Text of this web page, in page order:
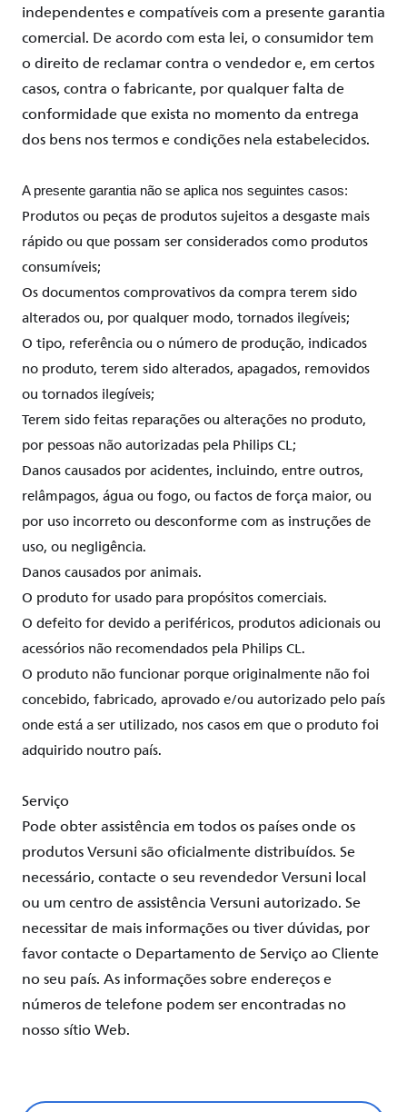
independentes ecompatíveiscoma presentegarantia
comercial. Deacordocomesta lei, o consumidortem
odireitode reclamar contra o vendedor e, emcertos
casos, contra o fabricante, porqualquerfalta de
conformidadeque exista no momento da entrega
dosbensnos termos econdiçõesnelaestabelecidos.
A presente garantia não se aplica nos seguintes casos:
Produtos ou peças de produtos sujeitos a desgaste mais
rápido ou que possam ser considerados como produtos
consumíveis;
Os documentos comprovativos da compra terem sido
alterados ou, por qualquer modo, tornados ilegíveis;
O tipo, referência ou o número de produção, indicados
no produto, terem sido alterados, apagados, removidos
ou tornados ilegíveis;
Terem sido feitas reparações ou alterações no produto,
por pessoas não autorizadas pela Philips CL;
Danos causados por acidentes, incluindo, entre outros,
relâmpagos, água ou fogo, ou factos de força maior, ou
por uso incorreto ou desconforme com as instruções de
uso, ou negligência.
Danos causados por animais.
O produto for usado para propósitos comerciais.
O defeito for devido a periféricos, produtos adicionais ou
acessórios não recomendados pela Philips CL.
O produto não funcionar porque originalmente não foi
concebido, fabricado, aprovado e/ou autorizado pelo país
onde está a ser utilizado, nos casos em que o produto foi
adquirido noutro país.
Serviço
Podeobterassistênciaem todos os países onde os
produtosVersunisãooficialmentedistribuídos. Se
necessário, contacte oseu revendedorVersuni local
ou umcentro deassistênciaVersuniautorizado. Se
necessitardemaisinformaçõesoutiverdúvidas, por
favor contacte o Departamento deServiçoaoCliente
noseu país. Asinformaçõessobreendereçose
números detelefonepodemser encontradasno
nossosítioWeb.